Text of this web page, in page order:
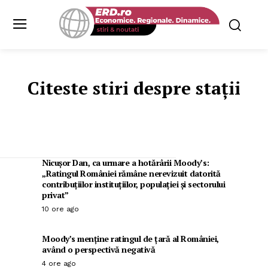
Citeste stiri despre stații
Nicușor Dan, ca urmare a hotărârii Moody’s:
„Ratingul României rămâne nerevizuit datorită
contribuțiilor instituțiilor, populației și sectorului
privat”
10 ore ago
Moody’s menține ratingul de țară al României,
având o perspectivă negativă
4 ore ago